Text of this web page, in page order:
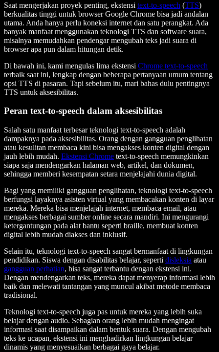
Saat mengerjakan proyek penting, ekstensi text-to-speech (TTS)
berkualitas tinggi untuk browser Google Chrome bisa jadi andalan
utama. Anda hanya perlu koneksi internet dan satu perangkat. Ada
banyak manfaat menggunakan teknologi TTS dan software suara,
misalnya memudahkan pendengar mengubah teks jadi suara di
browser apa pun dalam hitungan detik.
Di bawah ini, kami mengulas lima ekstensi Chrome text-to-speech
terbaik saat ini, lengkap dengan beberapa pertanyaan umum tentang
opsi TTS di pasaran. Tapi sebelum itu, mari bahas dulu pentingnya
TTS untuk aksesibilitas.
Peran text-to-speech dalam aksesibilitas
Salah satu manfaat terbesar teknologi text-to-speech adalah
dampaknya pada aksesibilitas. Orang dengan gangguan penglihatan
atau kesulitan membaca kini bisa mengakses konten digital dengan
jauh lebih mudah. Ekstensi Chrome text-to-speech memungkinkan
siapa saja mendengarkan halaman web, artikel, dan dokumen,
sehingga memberi kesempatan setara menjelajahi dunia digital.
Bagi yang memiliki gangguan penglihatan, teknologi text-to-speech
berfungsi layaknya asisten virtual yang membacakan konten di layar
mereka. Mereka bisa menjelajah internet, membaca email, atau
mengakses berbagai sumber online secara mandiri. Ini mengurangi
ketergantungan pada alat bantu seperti braille, membuat konten
digital lebih mudah diakses dan inklusif.
Selain itu, teknologi text-to-speech sangat bermanfaat di lingkungan
pendidikan. Siswa dengan disabilitas belajar, seperti disleksia atau
gangguan perhatian, bisa sangat terbantu dengan ekstensi ini.
Dengan mendengarkan teks, mereka dapat menyerap informasi lebih
baik dan melewati tantangan yang muncul akibat metode membaca
tradisional.
Teknologi text-to-speech juga pas untuk mereka yang lebih suka
belajar dengan audio. Sebagian orang lebih mudah mengingat
informasi saat disampaikan dalam bentuk suara. Dengan mengubah
teks ke ucapan, ekstensi ini menghadirkan lingkungan belajar
dinamis yang menyesuaikan berbagai gaya belajar.